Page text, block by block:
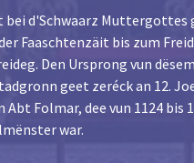
d'Schwaarz Muttergottes
Faaschtenzäit bis zum
Den Ursprong vun
geet zeréck an 12.
Abt Folmar, dee vun 1124 bis
war.